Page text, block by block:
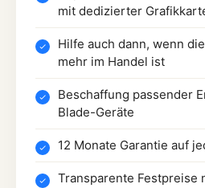
mit dedizierter
Hilfe auch dann, wenn
mehr im Handel ist
Beschaffung passender
Blade-Geräte
12 Monate Garantie auf
Transparente Festpreise